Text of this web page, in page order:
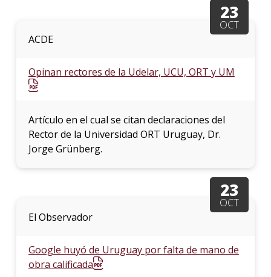
23
OCT
ACDE
Opinan rectores de la Udelar, UCU, ORT y UM
Artículo en el cual se citan declaraciones del
Rector de la Universidad ORT Uruguay, Dr.
Jorge Grünberg.
23
OCT
El Observador
Google huyó de Uruguay por falta de mano de
obra calificada